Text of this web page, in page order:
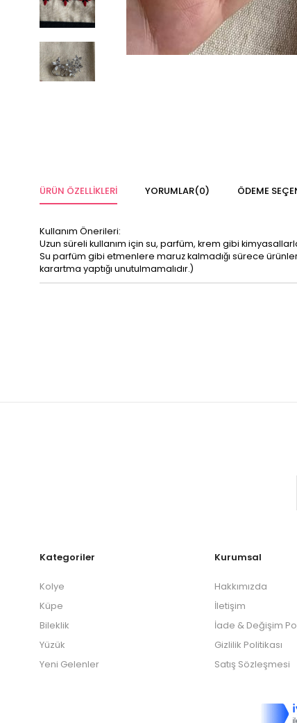
ÜRÜN ÖZELLIKLERI YORUMLAR(0) ÖDEME
Kullanım Önerileri:
Uzun süreli kullanım için su, parfüm, krem gibi
Su parfüm gibi etmenlere maruz kalmadığı sürece
karartma yaptığı unutulmamalıdır.)
Kategoriler
Kolye
Küpe
Bileklik
Yüzük
Yeni Gelenler
Kurumsal
Hakkımızda
İletişim
İade & Değişim
Gizlilik Politikası
Satış Sözleşmesi